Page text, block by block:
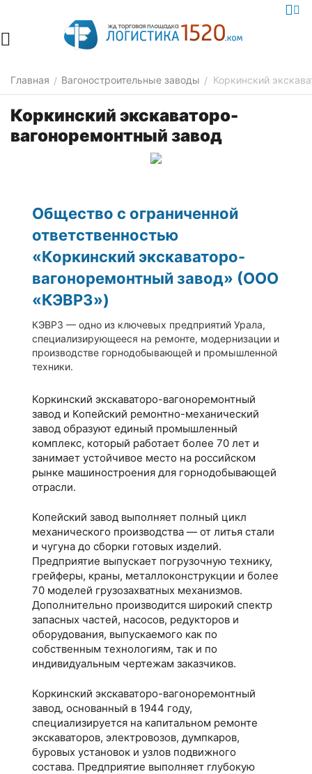
Главная / Вагоностроительные заводы / Коркинский
Коркинский экскаваторо-
вагоноремонтный завод
Общество с ограниченной
ответственностью
«Коркинский экскаваторо-
вагоноремонтный завод» (ООО
«КЭВРЗ»)
КЭВРЗ — одно из ключевых предприятий Урала,
специализирующееся на ремонте, модернизации и
производстве горнодобывающей и промышленной
техники.
Коркинский экскаваторо-вагоноремонтный
завод и Копейский ремонтно-механический
завод образуют единый промышленный
комплекс, который работает более 70 лет и
занимает устойчивое место на российском
рынке машиностроения для горнодобывающей
отрасли.
Копейский завод выполняет полный цикл
механического производства — от литья стали
и чугуна до сборки готовых изделий.
Предприятие выпускает погрузочную технику,
грейферы, краны, металлоконструкции и более
70 моделей грузозахватных механизмов.
Дополнительно производится широкий спектр
запасных частей, насосов, редукторов и
оборудования, выпускаемого как по
собственным технологиям, так и по
индивидуальным чертежам заказчиков.
Коркинский экскаваторо-вагоноремонтный
завод, основанный в 1944 году,
специализируется на капитальном ремонте
экскаваторов, электровозов, думпкаров,
буровых установок и узлов подвижного
состава. Предприятие выполняет глубокую